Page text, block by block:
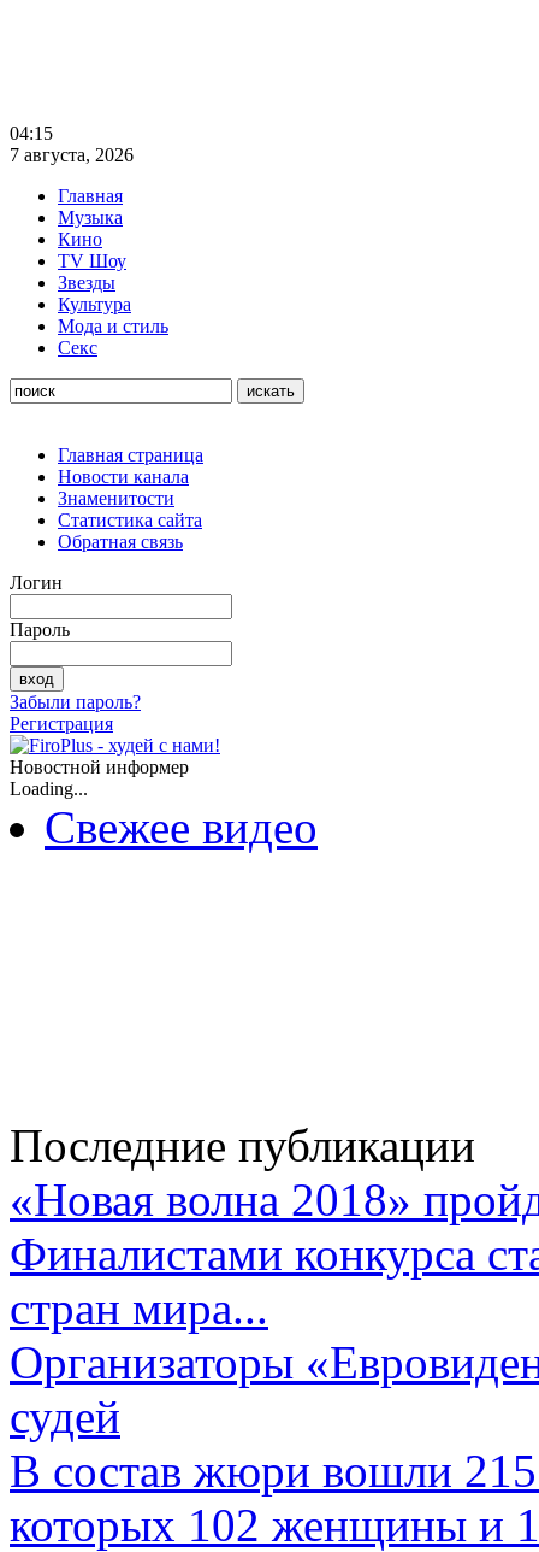
04:15
7 августа, 2026
Главная
Музыка
Кино
TV Шоу
Звезды
Культура
Мода и стиль
Секс
Главная страница
Новости канала
Знаменитости
Статистика сайта
Обратная связь
Логин
Пароль
Забыли пароль?
Регистрация
Новостной информер
Loading...
Свежее видео
Последние публикации
«Новая волна 2018»
Финалистами конкурса
стран мира...
Организаторы
судей
В состав жюри вошли 215
которых 102 женщины и